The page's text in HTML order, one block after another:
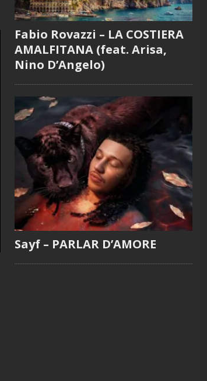
Fabio Rovazzi – LA COSTIERA
AMALFITANA (feat. Arisa,
Nino D’Angelo)
Sayf – PARLAR D’AMORE